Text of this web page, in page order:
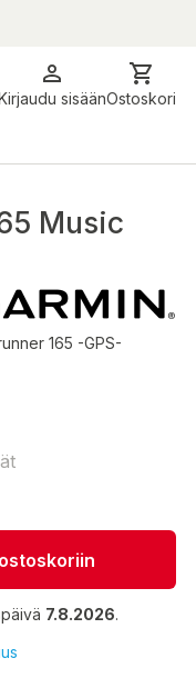
sisäänOstoskori
Music
165 -GPS-
7.8.2026.